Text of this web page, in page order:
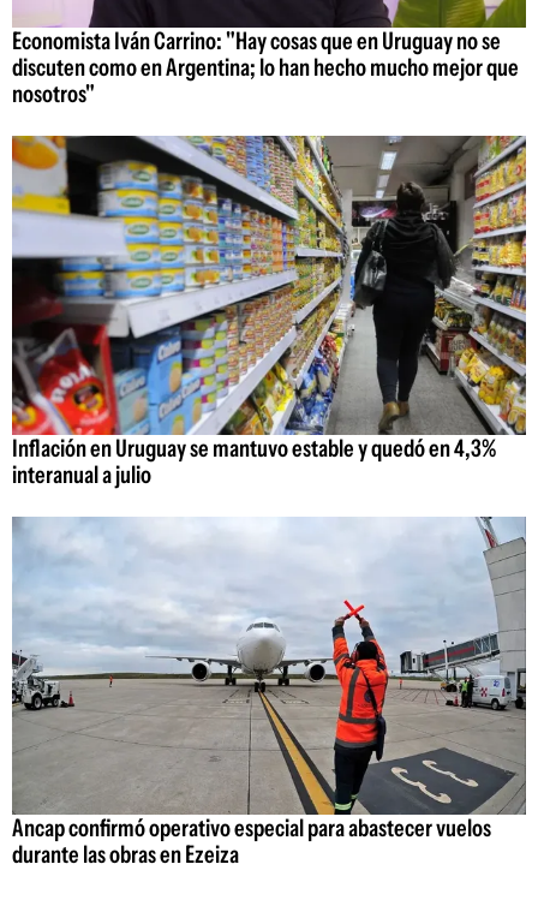
Economista Iván Carrino: "Hay cosas que en Uruguay no se
discuten como en Argentina; lo han hecho mucho mejor que
nosotros"
Inflación en Uruguay se mantuvo estable y quedó en 4,3%
interanual a julio
Ancap confirmó operativo especial para abastecer vuelos
durante las obras en Ezeiza